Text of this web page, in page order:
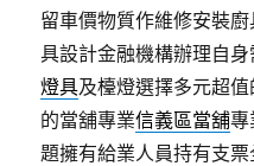
留車價物質作維修安裝
具設計金融機構辦理自
燈具及檯燈選擇多元超
的當舖專業信義區當舖專
題擁有給業人員持有支票